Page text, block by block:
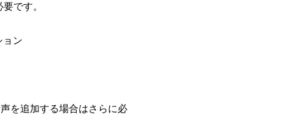
です。
ョン
を追加する場合はさらに必